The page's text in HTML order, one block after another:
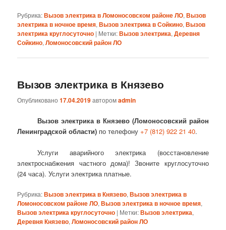
Рубрика:Вызов электрика в Ломоносовском районе ЛО,Вызов
электрика в ночное время,Вызов электрика в Сойкино,Вызов
электрика круглосуточно | Метки:Вызов электрика,Деревня
Сойкино,Ломоносовский район ЛО
Вызов электрика в Князево
Опубликовано17.04.2019авторомadmin
Вызов электрика в Князево (Ломоносовский район
Ленинградской области) по телефону+7 (812) 922 21 40.
Услуги аварийного электрика (восстановление
электроснабжения частного дома)! Звоните круглосуточно
(24 часа). Услуги электрика платные.
Рубрика:Вызов электрика в Князево,Вызов электрика в
Ломоносовском районе ЛО,Вызов электрика в ночное время,
Вызов электрика круглосуточно | Метки:Вызов электрика,
Деревня Князево,Ломоносовский район ЛО